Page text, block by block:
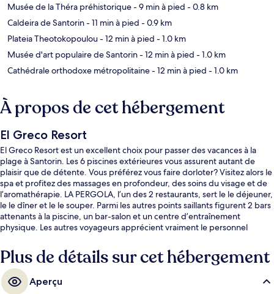
Musée de la Théra préhistorique- 9 min à pied - 0.8 km
Caldeira de Santorin- 11 min à pied - 0.9 km
Plateia Theotokopoulou- 12 min à pied - 1.0 km
Musée d'art populaire de Santorin- 12 min à pied - 1.0 km
Cathédrale orthodoxe métropolitaine- 12 min à pied - 1.0 km
À propos de cet hébergement
El Greco Resort
El Greco Resort est un excellent choix pour passer des vacances à la
plage à Santorin. Les 6 piscines extérieures vous assurent autant de
plaisir que de détente. Vous préférez vous faire dorloter? Visitez alors le
spa et profitez des massages en profondeur, des soins du visage et de
l’aromathérapie. LA PERGOLA, l’un des 2 restaurants, sert le le déjeuner,
le le dîner et le le souper. Parmi les autres points saillants figurent 2 bars
attenants à la piscine, un bar-salon et un centre d’entraînement
physique. Les autres voyageurs apprécient vraiment le personnel
Plus de détails sur cet hébergement
Aperçu